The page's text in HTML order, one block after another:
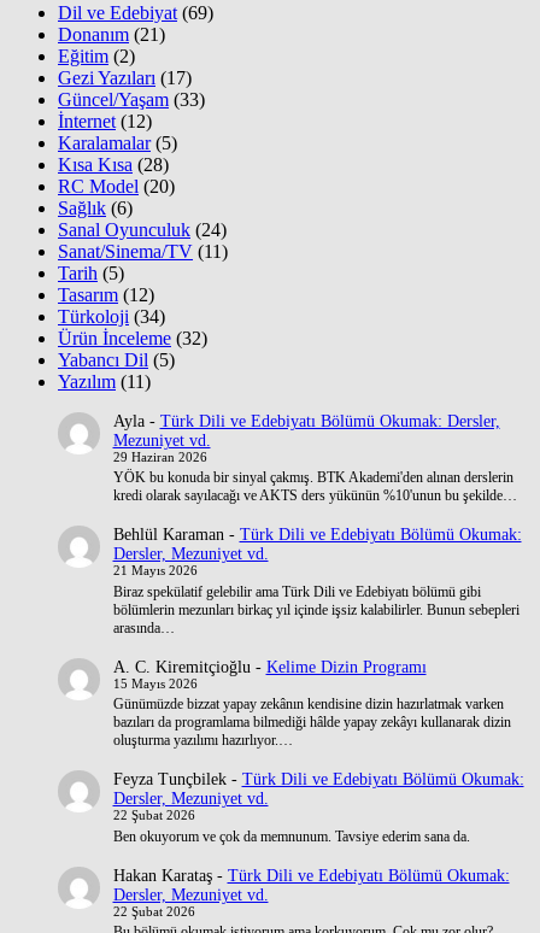
Dil ve Edebiyat (69)
Donanım (21)
Eğitim (2)
Gezi Yazıları (17)
Güncel/Yaşam (33)
İnternet (12)
Karalamalar(5)
Kısa Kısa (28)
RC Model (20)
Sağlık (6)
Sanal Oyunculuk (24)
Sanat/Sinema/TV (11)
Tarih (5)
Tasarım (12)
Türkoloji (34)
Ürün İnceleme (32)
Yabancı Dil (5)
Yazılım (11)
Ayla- Türk Dili ve Edebiyatı Bölümü Okumak: Dersler,
Mezuniyet vd.
29 Haziran 2026
YÖK bu konuda bir sinyal çakmış. BTK Akademi'den alınan derslerin
kredi olarak sayılacağı ve AKTS ders yükünün %10'unun bu şekilde…
Behlül Karaman- Türk Dili ve Edebiyatı Bölümü Okumak:
Dersler, Mezuniyet vd.
21 Mayıs 2026
Biraz spekülatif gelebilir ama Türk Dili ve Edebiyatı bölümü gibi
bölümlerin mezunları birkaç yıl içinde işsiz kalabilirler. Bunun sebepleri
arasında…
A. C. Kiremitçioğlu - Kelime Dizin Programı
15 Mayıs 2026
Günümüzde bizzat yapay zekânın kendisine dizin hazırlatmak varken
bazıları da programlama bilmediği hâlde yapay zekâyı kullanarak dizin
oluşturma yazılımı hazırlıyor.…
Feyza Tunçbilek- Türk Dili ve Edebiyatı Bölümü Okumak:
Dersler, Mezuniyet vd.
22 Şubat 2026
Ben okuyorum ve çok da memnunum. Tavsiye ederim sana da.
Hakan Karataş- Türk Dili ve Edebiyatı Bölümü Okumak:
Dersler, Mezuniyet vd.
22 Şubat 2026